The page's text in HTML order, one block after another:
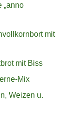
„anno
mit
mit Biss
Mix
Weizen u.